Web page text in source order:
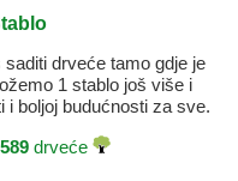
drveće tamo gdje je
1 stablo još više i
boljoj budućnosti za sve.
drveće